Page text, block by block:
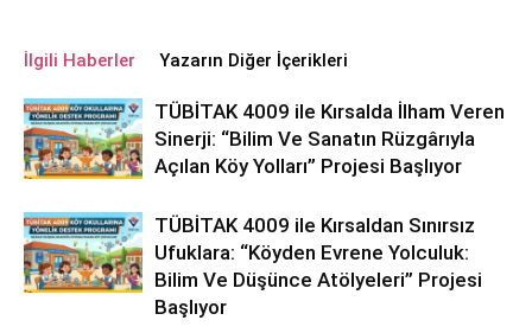
İlgili Haberler Yazarın Diğer İçerikleri
TÜBİTAK 4009 ile Kırsalda İlham Veren
Sinerji: “Bilim Ve Sanatın Rüzgârıyla
Açılan Köy Yolları” Projesi Başlıyor
TÜBİTAK 4009 ile Kırsaldan Sınırsız
Ufuklara: “Köyden Evrene Yolculuk:
Bilim Ve Düşünce Atölyeleri” Projesi
Başlıyor